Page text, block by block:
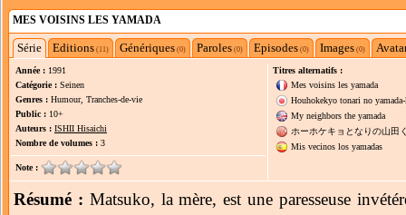
MES VOISINS LES YAMADA
Série Editions (11) Génériques (0) Paroles (0) Episodes (0) Images (0)
Année : 1991
Catégorie : Seinen
Genres : Humour, Tranches-de-vie
Public : 10+
Auteurs : ISHII Hisaichi
Nombre de volumes : 3
Note :
Titres alternatifs :
Mes voisins les yamada
Houhokekyo tonari no
My neighbors the yamada
ホーホケキョとなりの山田
Mis vecinos los yamadas
Résumé : Matsuko, la mère, est une paresseuse